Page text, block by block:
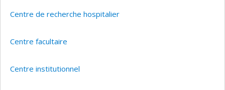
Centre de recherche hospitalier
Centre facultaire
Centre institutionnel